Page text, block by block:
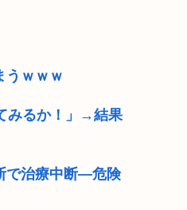
うｗｗｗ
みるか！」→結果
で治療中断―危険